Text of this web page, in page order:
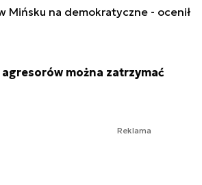
Mińsku na demokratyczne - ocenił
można zatrzymać
Reklama